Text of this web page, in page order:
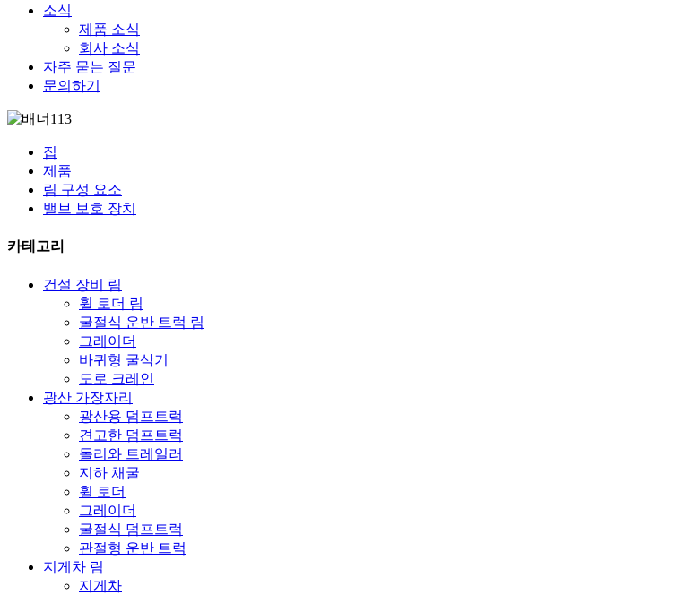
소식
제품 소식
회사 소식
자주 묻는 질문
문의하기
집
제품
림 구성 요소
밸브 보호 장치
카테고리
건설 장비 림
휠 로더 림
굴절식 운반 트럭 림
그레이더
바퀴형 굴삭기
도로 크레인
광산 가장자리
광산용 덤프트럭
견고한 덤프트럭
돌리와 트레일러
지하 채굴
휠 로더
그레이더
굴절식 덤프트럭
관절형 운반 트럭
지게차 림
지게차